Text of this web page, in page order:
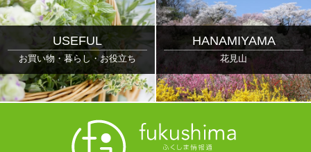
USEFUL
お買い物・暮らし・お役立ち
HANAMIYAMA
花見山